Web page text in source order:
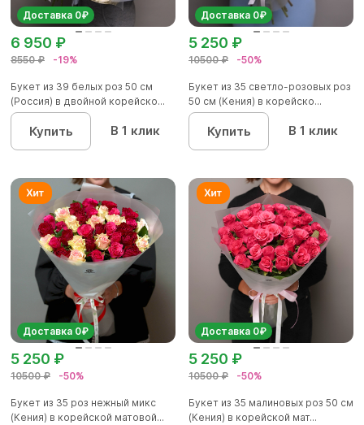
Доставка 0₽
8550 ₽ -19%
6 950 ₽
Букет из 39 белых роз 50 см
(Россия) в двойной корейско...
Купить В 1 клик
Доставка 0₽
10500 ₽ -50%
5 250 ₽
Букет из 35 светло-розовых роз
50 см (Кения) в корейско...
Купить В 1 клик
Доставка 0₽
10500 ₽ -50%
5 250 ₽
Букет из 35 роз нежный микс
(Кения) в корейской матовой...
Доставка 0₽
10500 ₽ -50%
5 250 ₽
Букет из 35 малиновых роз 50 см
(Кения) в корейской мат...